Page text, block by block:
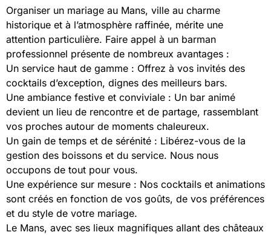
Organiser un mariage au Mans, ville au charme
historique et à l’atmosphère raffinée, mérite une
attention particulière. Faire appel à un barman
professionnel présente de nombreux avantages :
Un service haut de gamme : Offrez à vos invités des
cocktails d’exception, dignes des meilleurs bars.
Une ambiance festive et conviviale : Un bar animé
devient un lieu de rencontre et de partage, rassemblant
vos proches autour de moments chaleureux.
Un gain de temps et de sérénité : Libérez-vous de la
gestion des boissons et du service. Nous nous
occupons de tout pour vous.
Une expérience sur mesure : Nos cocktails et animations
sont créés en fonction de vos goûts, de vos préférences
et du style de votre mariage.
Le Mans, avec ses lieux magnifiques allant des châteaux